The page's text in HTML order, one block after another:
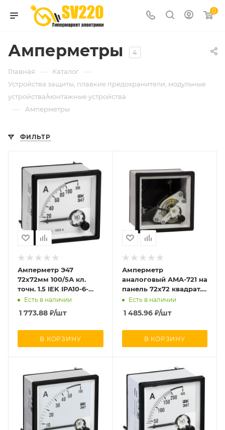
0
Амперметры 4
Главная — Каталог —
Устройства защиты, плавкие предохранители, модульные
устройства/монтажные устройства
— Амперметры
ФИЛЬТР
Амперметр Э47
72х72мм 100/5А кл.
точн. 1.5 IEK IPA10-6-
0100-E
Есть в наличии
1 773.88 ₽/шт
В КОРЗИНУ
Амперметр
аналоговый AMA-721 на
панель 72х72 квадрат.
вырез трансф. подкл.
без шкалы PROxima
EKF am-a721/ama-721
Есть в наличии
1 485.96₽/шт
В КОРЗИНУ